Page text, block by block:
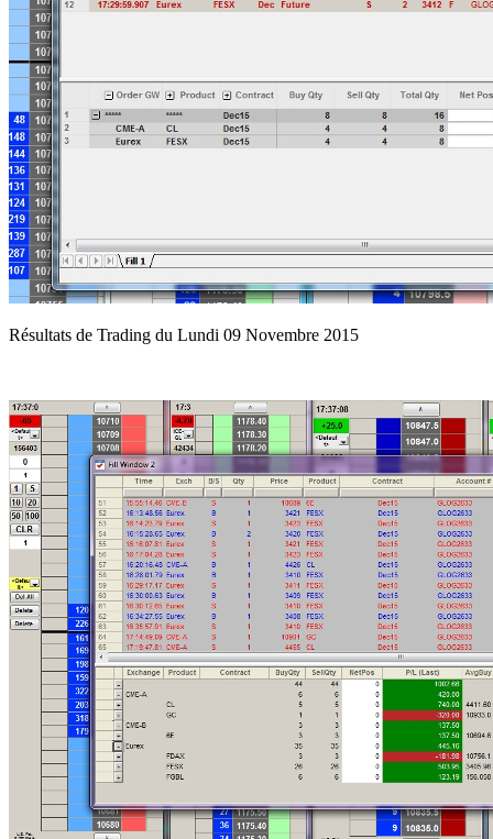
Résultats de Trading du Lundi 09 Novembre 2015